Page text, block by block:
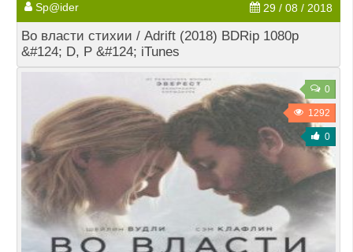
Sp@ider 29 / 08 / 2018
Во власти стихии / Adrift (2018) BDRip 1080p
&#124; D, P &#124; iTunes
0
1292
0